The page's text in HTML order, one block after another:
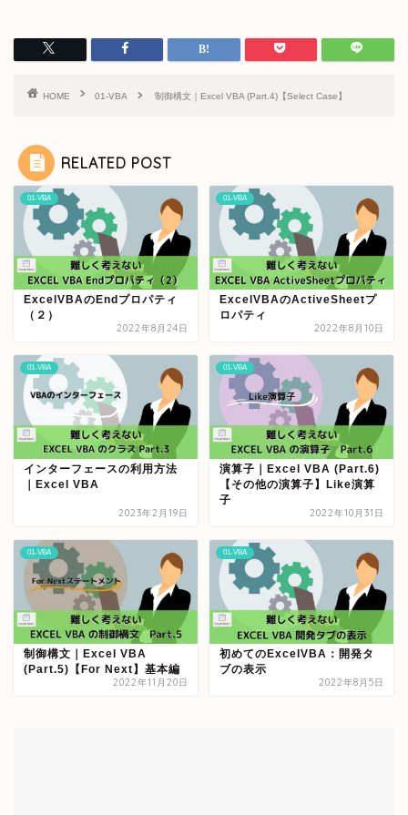
HOME 01-VBA 制御構文｜Excel VBA (Part.4)【Select Case】
RELATED POST
01-VBA
ExcelVBAのEndプロパティ
（２）
2022年8月24日
01-VBA
ExcelVBAのActiveSheetプ
ロパティ
2022年8月10日
01-VBA
インターフェースの利用方法
｜Excel VBA
2023年2月19日
01-VBA
演算子｜Excel VBA (Part.6)
【その他の演算子】Like演算
子
2022年10月31日
01-VBA
制御構文｜Excel VBA
(Part.5)【For Next】基本編
2022年11月20日
01-VBA
初めてのExcelVBA：開発タ
ブの表示
2022年8月5日